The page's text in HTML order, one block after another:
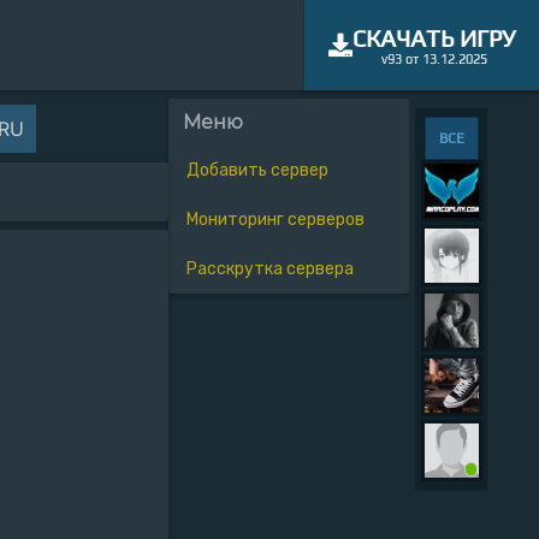
СКАЧАТЬ ИГРУ
v93 от 13.12.2025
Меню
Добавить сервер
Мониторинг серверов
Расскрутка сервера
ВСЕ